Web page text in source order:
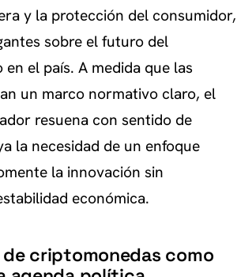
y la protección del consumidor,
sobre el futuro del
el país. A medida que las
un marco normativo claro, el
resuena con sentido de
la necesidad de un enfoque
la innovación sin
económica.
criptomonedas como